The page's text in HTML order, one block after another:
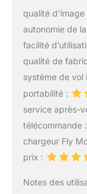
qualité d’image
autonomie de
facilité
qualité de
système de vol
portabilité :
service après-
télécommande :
chargeur Fly
prix :
Notes des